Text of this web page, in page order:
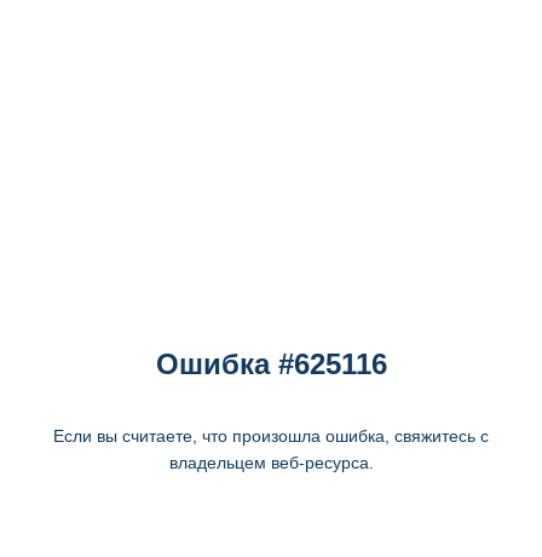
Ошибка #625116
Если вы считаете, что произошла ошибка, свяжитесь с
владельцем веб-ресурса.